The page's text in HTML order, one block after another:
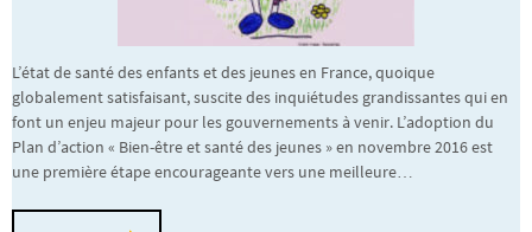
L’état de santé des enfants et des jeunes en France, quoique
globalement satisfaisant, suscite des inquiétudes grandissantes qui en
font un enjeu majeur pour les gouvernements à venir. L’adoption du
Plan d’action « Bien-être et santé des jeunes » en novembre 2016 est
une première étape encourageante vers une meilleure…